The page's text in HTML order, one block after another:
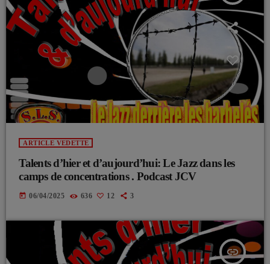
ARTICLE VEDETTE
Talents d’hier et d’aujourd’hui: Le Jazz dans les
camps de concentrations . Podcast JCV
today 06/04/2025 636 12 3
insert_link